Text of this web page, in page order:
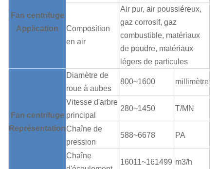
Fan centrifuge
Application
Composition
en air
Air pur, air poussiéreux,
gaz corrosif, gaz
combustible, matériaux
de poudre, matériaux
légers de particules
Fan centrifuge
Représentation
Diamètre de
roue à aubes
800~1600 millimètre
Vitesse d'arbre
principal
280~1450 T/MN
Chaîne de
pression
588~6678 PA
Chaîne
16011~161499 m3/h